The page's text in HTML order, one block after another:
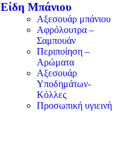
Είδη Μπάνιου
Αξεσουάρ μπάνιου
Αφρόλουτρα –
Σαμπουάν
Περιποίηση –
Αρώματα
Αξεσουάρ
Υποδημάτων-
Κόλλες
Προσωπική υγιεινή